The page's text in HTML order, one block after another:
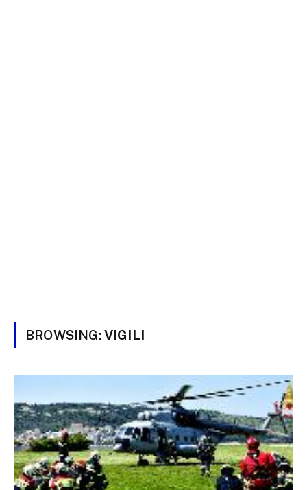
BROWSING:VIGILI